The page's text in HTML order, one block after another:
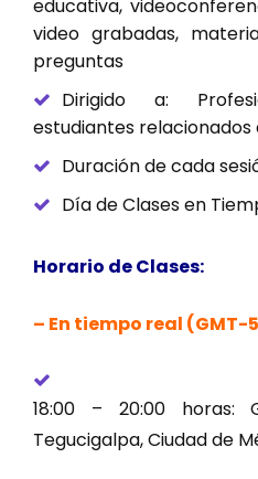
educativa,
video grabadas,
preguntas
Dirigido a:
estudiantes relacionados
Duración de cada
Día de Clases en
Horario de Clases:
– En tiempo real (GMT-
18:00 – 20:00 horas:
Tegucigalpa, Ciudad de